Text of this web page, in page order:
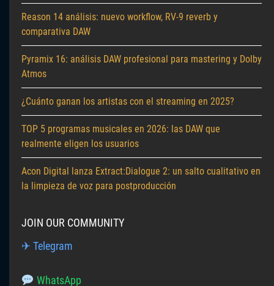
Reason 14 análisis: nuevo workflow, RV-9 reverb y
comparativa DAW
Pyramix 16: análisis DAW profesional para mastering y Dolby
Atmos
¿Cuánto ganan los artistas con el streaming en 2025?
TOP 5 programas musicales en 2026: las DAW que
realmente eligen los usuarios
Acon Digital lanza Extract:Dialogue 2: un salto cualitativo en
la limpieza de voz para postproducción
JOIN OUR COMMUNITY
✈ Telegram
WhatsApp